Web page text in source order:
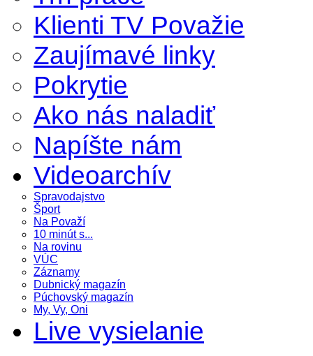
Klienti TV Považie
Zaujímavé linky
Pokrytie
Ako nás naladiť
Napíšte nám
Videoarchív
Spravodajstvo
Šport
Na Považí
10 minút s...
Na rovinu
VÚC
Záznamy
Dubnický magazín
Púchovský magazín
My, Vy, Oni
Live vysielanie